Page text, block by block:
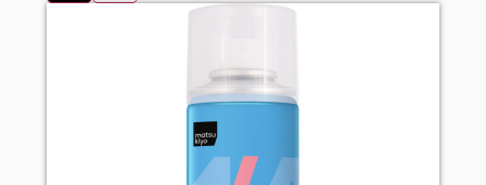
女士衛生護理
男士剃鬚用品
麵食及調味醬料